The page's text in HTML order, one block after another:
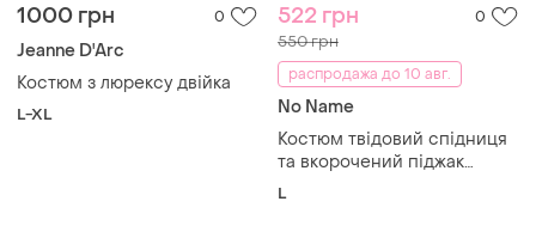
1000 грн 0
Jeanne D'Arc
Костюм з люрексу двійка
L-XL
522 грн 0
550 грн
распродажа до 10 авг.
No Name
Костюм твідовий спідниця
та вкорочений піджак
(гусяча лапка) — розмір l
L